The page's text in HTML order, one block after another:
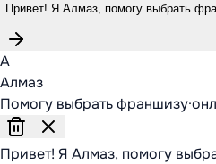
Привет! Я Алмаз, помогу выбрать
А
Алмаз
Помогу выбрать франшизу·
Привет! Я Алмаз, помогу